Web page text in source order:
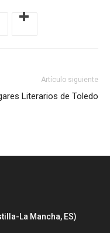
Artículo siguiente
Literarios de Toledo
La Mancha, ES)